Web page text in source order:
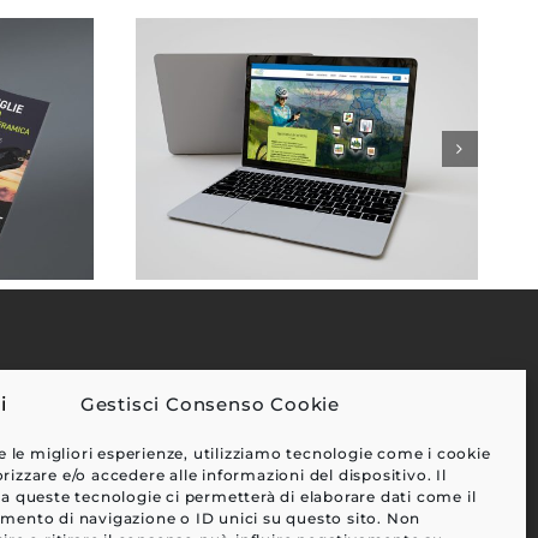
Gestisci Consenso Cookie
le migliori esperienze, utilizziamo tecnologie come i cookie
e/o accedere alle informazioni del dispositivo. Il
queste tecnologie ci permetterà di elaborare dati come il
di navigazione o ID unici su questo sito. Non
CLIENTI
BLOG